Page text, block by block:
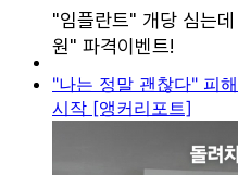
"나는 정말 괜찮다" 피
시작 [앵커리포트]